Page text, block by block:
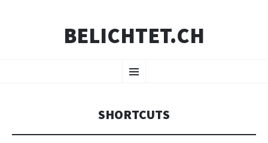
BELICHTET.CH
Menü
INHALT
SHORTCUTS